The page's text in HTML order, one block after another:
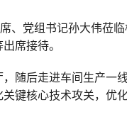
、党组书记孙大伟莅
席接待。
随后走进车间生产一
键核心技术攻关，优